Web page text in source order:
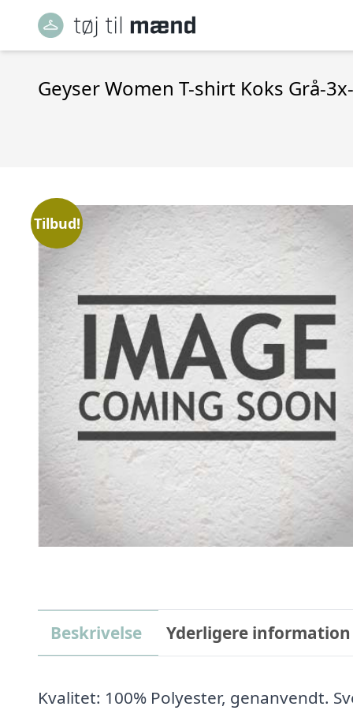
Geyser Women T-shirt Koks Grå-
Tilbud!
Beskrivelse Yderligere information
Kvalitet: 100% Polyester, genanvendt.